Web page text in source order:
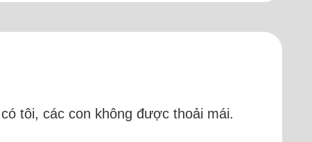
tôi, các con không được thoải mái.